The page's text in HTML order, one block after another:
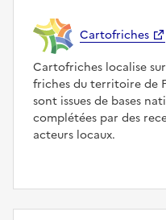
Cartofriches
Cartofriches localise
friches du territoire de
sont issues de bases
complétées par des
acteurs locaux.